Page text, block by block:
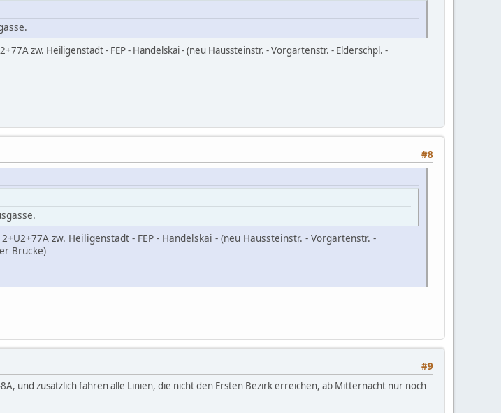
zw. Heiligenstadt - FEP - Handelskai - (neu Haussteinstr. - Vorgartenstr. - Elderschpl. -
#8
zw. Heiligenstadt - FEP - Handelskai - (neu Haussteinstr. - Vorgartenstr. -
Brücke)
#9
und zusätzlich fahren alle Linien, die nicht den Ersten Bezirk erreichen, ab Mitternacht nur noch